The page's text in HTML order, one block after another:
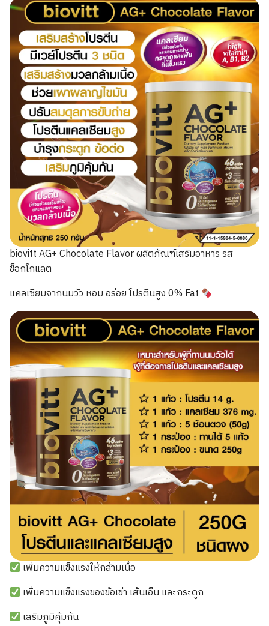
biovitt AG+ Chocolate Flavor ผลิตภัณฑ์เสริมอาหาร รส
ช็อกโกแลต
แคลเซียมจากนมวัว หอม อร่อย โปรตีนสูง 0% Fat
เพิ่มความแข็งแรงให้กล้ามเนื้อ
เพิ่มความแข็งแรงของข้อเข่า เส้นเอ็น และกระดูก
เสริมภูมิคุ้มกัน